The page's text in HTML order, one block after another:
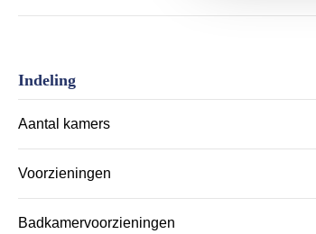
Indeling
Aantal kamers
Voorzieningen
Badkamervoorzieningen